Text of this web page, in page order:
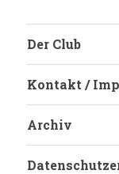
Der Club
Kontakt /
Archiv